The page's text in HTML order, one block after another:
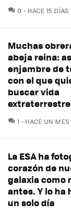
0 COMENTARIOS
HACE 15 DÍAS
Muchas
abeja reina:
enjambre de
con el que
buscar vida
1 COMENTARIOS
HACE UN MES
La ESA ha
corazón de
galaxia como
antes. Y lo ha
un solo día